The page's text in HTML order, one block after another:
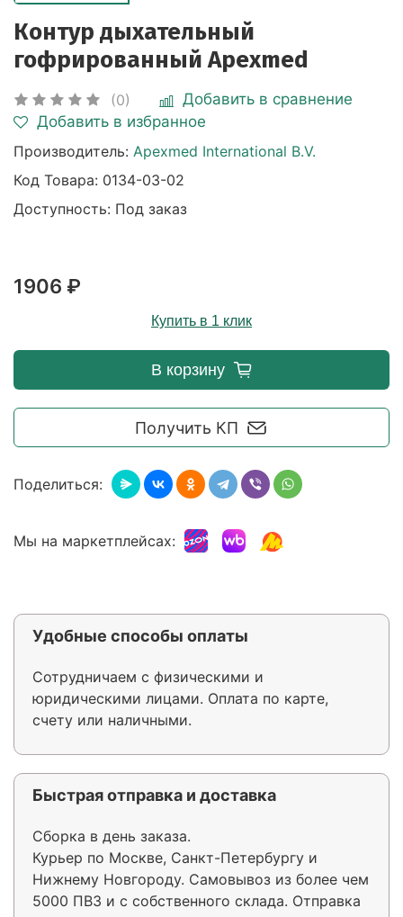
Контур дыхательный
гофрированный Apexmed
(0)
Добавить в сравнение
Добавить в избранное
Производитель: Apexmed International B.V.
Код Товара: 0134-03-02
Доступность: Под заказ
1906 ₽
Купить в 1 клик
Получить КП
В корзину
Поделиться:
Мы на маркетплейсах:
Удобные способы оплаты
Сотрудничаем с физическими и
юридическими лицами. Оплата по карте,
счету или наличными.
Быстрая отправка и доставка
Сборка в день заказа.
Курьер по Москве, Санкт-Петербургу и
Нижнему Новгороду. Самовывоз из более чем
5000 ПВЗ и с собственного склада. Отправка